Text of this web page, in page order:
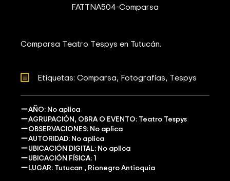
FATTNA504-Comparsa
Comparsa Teatro Tespys en Tutucán.
Etiquetas: Comparsa Fotografías Tespys
AÑO: No aplica
AGRUPACIÓN, OBRA O EVENTO: Teatro Tespys
OBSERVACIONES: No aplica
AUTORIDAD: No aplica
UBICACIÓN DIGITAL: No aplica
UBICACIÓN FÍSICA: 1
LUGAR: Tutucan , Rionegro Antioquia